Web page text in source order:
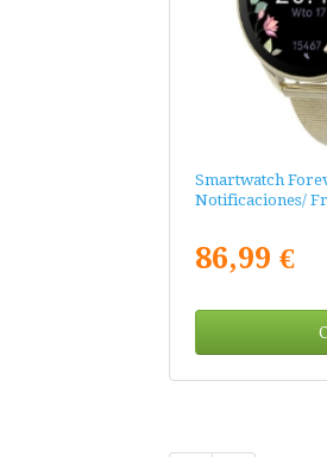
Smartwatch
Notificaciones/
86,99 €